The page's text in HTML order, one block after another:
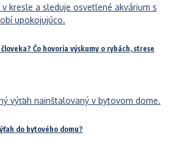
Čo hovoria výskumy o rybách, strese
do bytového domu?